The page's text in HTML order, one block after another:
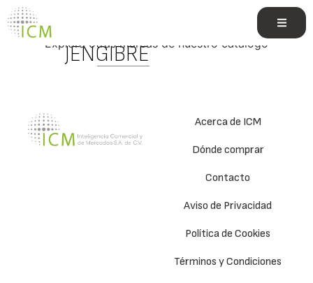
TÉ BLANCO Y
JENGIBRE
Explora otras marcas de nuestro catálogo
Acerca de ICM
Dónde comprar
Contacto
Aviso de Privacidad
Política de Cookies
Términos y Condiciones